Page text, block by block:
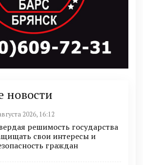
новости
2026, 16:12
решимость государства
свои интересы и
граждан